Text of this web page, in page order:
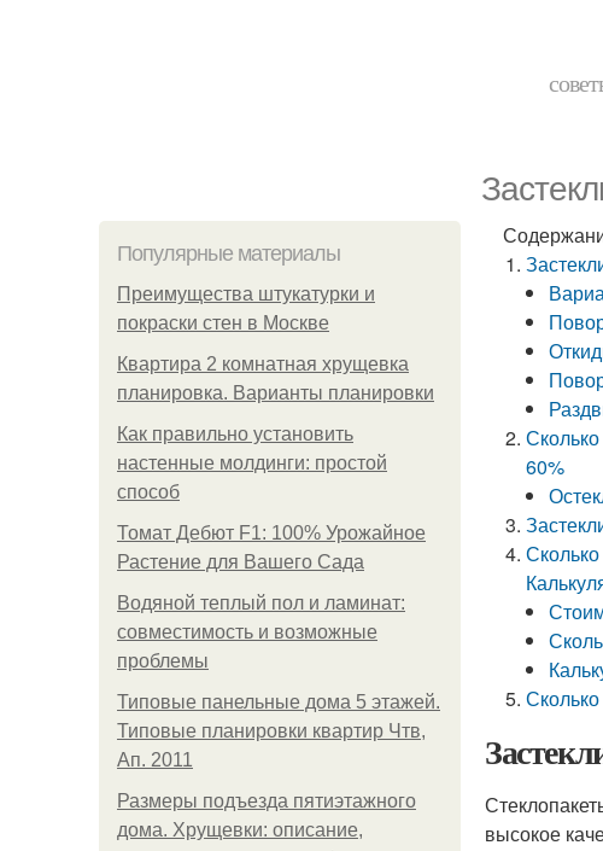
Популярные материалы
Преимущества штукатурки и
покраски стен в Москве
Квартира 2 комнатная хрущевка
планировка. Варианты планировки
Как правильно установить
настенные молдинги: простой
способ
Томат Дебют F1: 100% Урожайное
Растение для Вашего Сада
Водяной теплый пол и ламинат:
совместимость и возможные
проблемы
Типовые панельные дома 5 этажей.
Типовые планировки квартир Чтв,
Ап. 2011
Размеры подъезда пятиэтажного
дома. Хрущевки: описание,
60%
высокое